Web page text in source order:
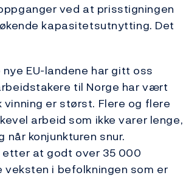
ved at prisstigningen
kapasitetsutnytting. Det
EU-landene har gitt oss
til Norge har vært
er størst. Flere og flere
arbeid som ikke varer lenge,
konjunkturen snur.
at godt over 35 000
i befolkningen som er